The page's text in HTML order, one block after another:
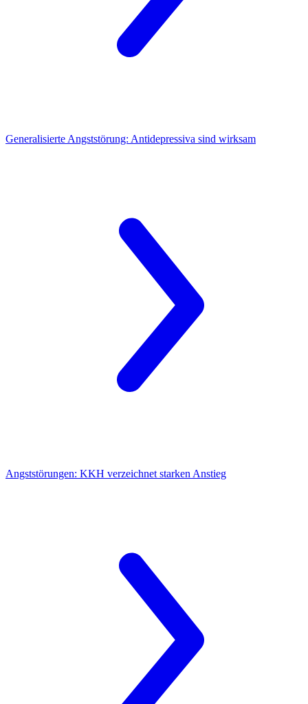
Generalisierte Angststörung: Antidepressiva sind wirksam
Angststörungen: KKH verzeichnet starken Anstieg